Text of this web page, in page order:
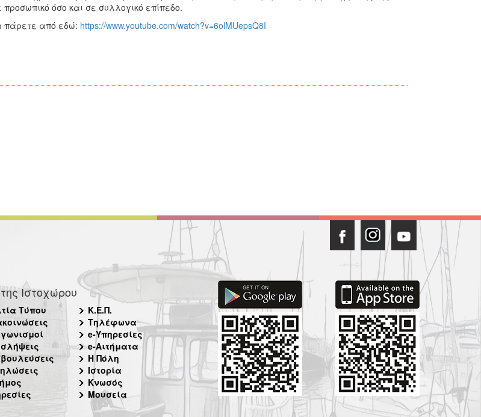
προσωπικό όσο και σε συλλογικό επίπεδο.
πάρετε από εδώ: https://www.youtube.com/watch?v=6olMUepsQ8I
Ιστοχώρου
Τύπου
Κ.Ε.Π.
Τηλέφωνα
e-Υπηρεσίες
e-Αιτήματα
Η Πόλη
Ιστορία
Κνωσός
Μουσεία